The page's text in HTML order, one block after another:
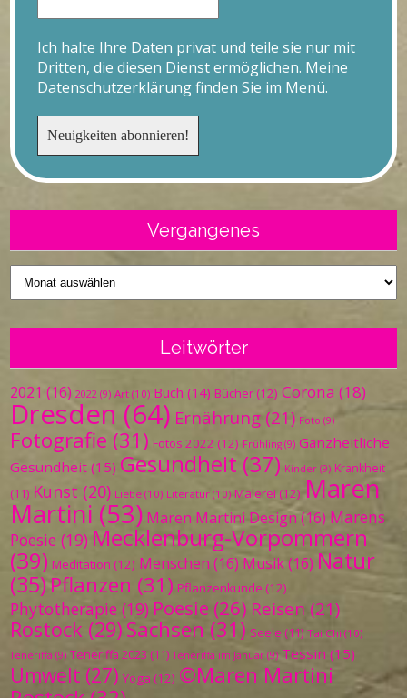
Ich halte Ihre Daten privat und teile sie nur mit
Dritten, die diesen Dienst ermöglichen. Meine
Datenschutzerklärung finden Sie im Menü.
Vergangenes
Vergangenes
Leitwörter
2021 (16) 2022 (9) Art (10) Buch (14) Bücher (12) Corona (18)
Dresden (64) Ernährung (21) Foto (9)
Fotografie (31) Fotos 2022 (12) Frühling (9) Ganzheitliche
Gesundheit (15) Gesundheit (37) Kinder (9) Krankheit
(11) Kunst (20) Liebe (10) Literatur (10) Malerei (12) Maren
Martini (53) Maren Martini Design(16) Marens
Poesie (19) Mecklenburg-Vorpommern
(39) Meditation (12) Menschen (16) Musik(16) Natur
(35)Pflanzen (31) Pflanzenkunde (12)
Phytotherapie (19) Poesie (26) Reisen (21)
Rostock (29) Sachsen (31) Seele (11) Tai Chi (10)
Teneriffa (9) Teneriffa 2023 (11) Teneriffa im Januar (9) Tessin (15)
Umwelt (27) Yoga (12) ©Maren Martini